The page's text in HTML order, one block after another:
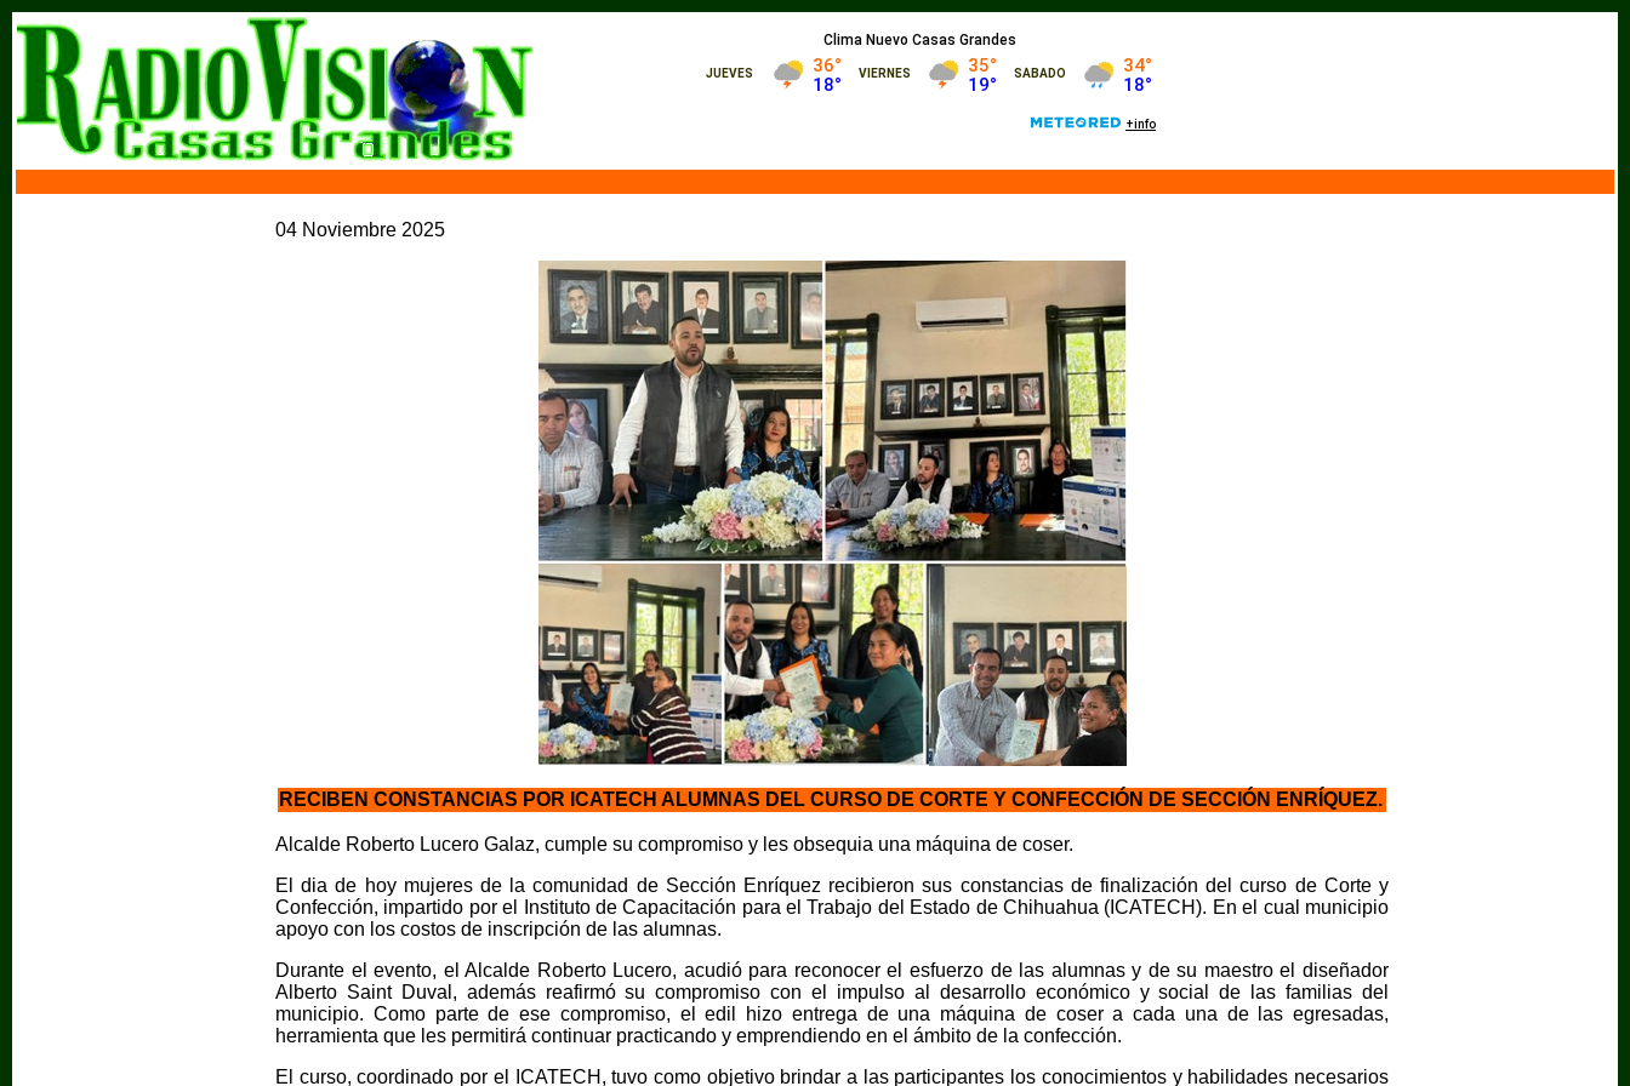
04 Noviembre 2025
RECIBEN CONSTANCIAS POR ICATECH ALUMNAS DEL CURSO DE CORTE Y CONFECCIÓN DE SECCIÓN ENRÍQUEZ.
Alcalde Roberto Lucero Galaz, cumple su compromiso y les obsequia una máquina de coser.
El dia de hoy mujeres de la comunidad de Sección Enríquez recibieron sus constancias de finalización del curso de Corte y
Confección, impartido por el Instituto de Capacitación para el Trabajo del Estado de Chihuahua (ICATECH). En el cual municipio
apoyo con los costos de inscripción de las alumnas.
Durante el evento, el Alcalde Roberto Lucero, acudió para reconocer el esfuerzo de las alumnas y de su maestro el diseñador
Alberto Saint Duval, además reafirmó su compromiso con el impulso al desarrollo económico y social de las familias del
municipio. Como parte de ese compromiso, el edil hizo entrega de una máquina de coser a cada una de las egresadas,
herramienta que les permitirá continuar practicando y emprendiendo en el ámbito de la confección.
El curso, coordinado por el ICATECH, tuvo como objetivo brindar a las participantes los conocimientos y habilidades necesarios